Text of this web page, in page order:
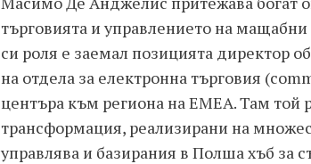
търговията и управлението на
си роля е заемал позицията директор
на отдела за електронна търговия
центъра към региона на ЕМЕА. Там той
трансформация, реализирани на
управлява и базирания в Полша хъб за